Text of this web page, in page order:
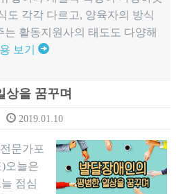
도 각각 다르고, 양육자의 방식
활동지원사의 태도도 다양해
보기
상을 꿈꾸며
2019.01.10
문가포
오늘은
점심